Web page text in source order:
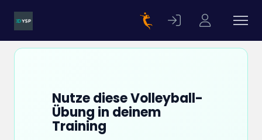
Nutze diese Volleyball-
Übung in deinem
Training